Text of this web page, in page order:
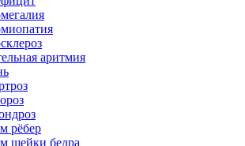
аритмия
рёбер
шейки бедра